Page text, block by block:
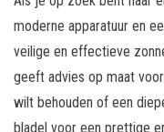
moderne apparatuur en
veilige en effectieve
geeft advies op maat
wilt behouden of een
bladel voor een prettige